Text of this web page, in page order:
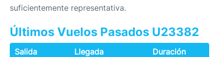
suficientemente representativa.
Últimos Vuelos Pasados U23382
Salida Llegada
Duración